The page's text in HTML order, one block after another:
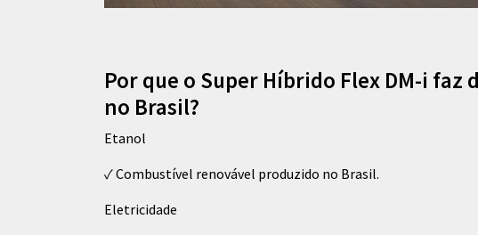
Por que o Super Híbrido Flex DM-i faz
no Brasil?
Etanol
✓ Combustível renovável produzido no Brasil.
Eletricidade